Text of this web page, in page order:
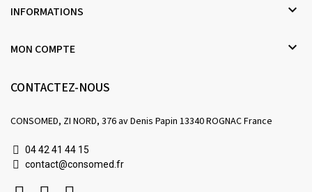
INFORMATIONS 
MON COMPTE 
CONTACTEZ-NOUS
CONSOMED, ZI NORD, 376 av Denis Papin 13340 ROGNAC France
04 42 41 44 15
contact@consomed.fr